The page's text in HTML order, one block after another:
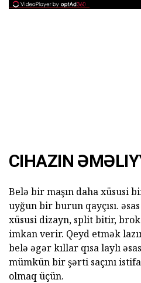
CIHAZIN
Belə bir maşın daha xüsusi
uyğun bir burun qayçısı.
xüsusi dizayn, split bitir,
imkan verir. Qeyd etmək
belə əgər kıllar qısa laylı
mümkün bir şərti saçını
olmaq üçün.